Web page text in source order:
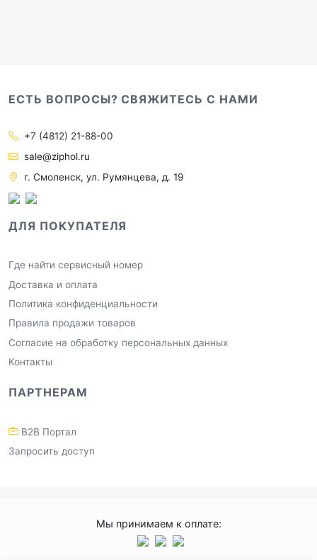
ЕСТЬ ВОПРОСЫ? СВЯЖИТЕСЬ С НАМИ
+7 (4812) 21-88-00
sale@ziphol.ru
г. Смоленск, ул. Румянцева, д. 19
ДЛЯ ПОКУПАТЕЛЯ
Где найти сервисный номер
Доставка и оплата
Политика конфиденциальности
Правила продажи товаров
Согласие на обработку персональных данных
Контакты
ПАРТНЕРАМ
B2B Портал
Запросить доступ
Мы принимаем к оплате: